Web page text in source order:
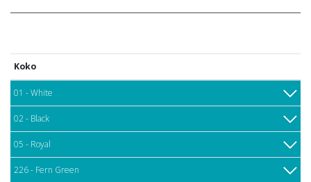
Koko
01 - White
02 - Black
05 - Royal
226 - Fern Green